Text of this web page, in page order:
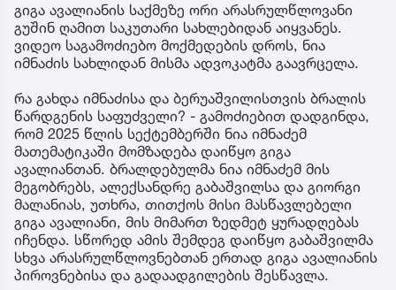
გიგა ავალიანის საქმეზე ორი არასრულწლოვანი
გუშინ ღამით საკუთარი სახლებიდან აიყვანეს.
ვიდეო საგამოძიებო მოქმედების დროს, ნია
იმნაძის სახლიდან მისმა ადვოკატმა გაავრცელა.
რა გახდა იმნაძისა და ბერუაშვილისთვის ბრალის
წარდგენის საფუძველი? - გამოძიებით დადგინდა,
რომ 2025 წლის სექტემბერში ნია იმნაძემ
მათემატიკაში მომზადება დაიწყო გიგა
ავალიანთან. ბრალდებულმა ნია იმნაძემ მის
მეგობრებს, ალექსანდრე გაბაშვილსა და გიორგი
მალანიას, უთხრა, თითქოს მისი მასწავლებელი
გიგა ავალიანი, მის მიმართ ზედმეტ ყურადღებას
იჩენდა. სწორედ ამის შემდეგ დაიწყო გაბაშვილმა
სხვა არასრულწლოვნებთან ერთად გიგა ავალიანის
პიროვნებისა და გადაადგილების შესწავლა.